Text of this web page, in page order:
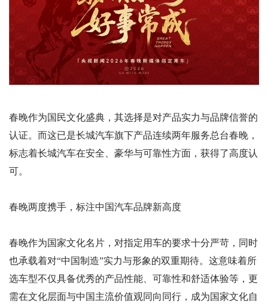
春晚作为国民文化盛典，其选择是对产品实力与品牌信誉的
认证。而这已是长城汽车旗下产品连续两年服务总台春晚，
标志着长城汽车在安全、豪华与可靠性方面，获得了高度认
可。
春晚两度携手，标注中国汽车品牌新高度
春晚作为国家文化名片，对指定用车的要求十分严苛，同时
也承载着对“中国制造”实力与形象的双重期待。这意味着所
选车型不仅具备优秀的产品性能、可靠性和舒适体验等，更
需在文化层面与中国主流价值观同向同行，成为国家文化自